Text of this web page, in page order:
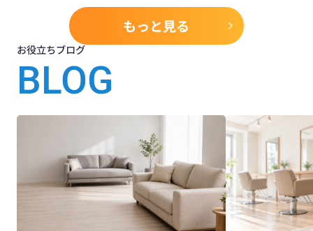
2026.07.25
【新規賃貸マンションのご紹介】
白妙町２丁目マンション
賃料：；６．５万円、共益費：５，０００円、横浜市南区白妙
町２丁目、ブルーライン「阪東橋」駅徒歩５分
の不動産の事は横濱長者町不動産にお任せください！！
【賃貸マンションのご紹介】
☆サンコーポエイト☆
賃料：；６．８万円、共益費：２，０００円、横浜市南区
中村町３丁目２０４番地５、ブルーライン「阪東橋」駅徒
もっと見る
お役立ちブログ
BLOG